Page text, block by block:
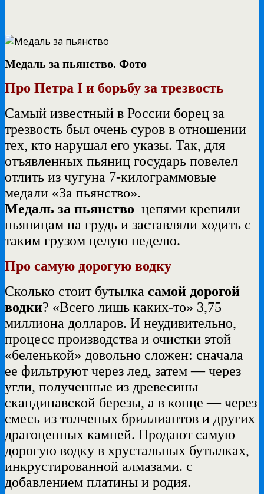
Медаль за пьянство. Фото
Про Петра I и борьбу за трезвость
Самый известный в России борец за
трезвость был очень суров в отношении
тех, кто нарушал его указы. Так, для
отъявленных пьяниц государь повелел
отлить из чугуна 7-килограммовые
медали «За пьянство».
Медаль за пьянство цепями крепили
пьяницам на грудь и заставляли ходить с
таким грузом целую неделю.
Про самую дорогую водку
Сколько стоит бутылка самой дорогой
водки? «Всего лишь каких-то» 3,75
миллиона долларов. И неудивительно,
процесс производства и очистки этой
«беленькой» довольно сложен: сначала
ее фильтруют через лед, затем — через
угли, полученные из древесины
скандинавской березы, а в конце — через
смесь из толченых бриллиантов и других
драгоценных камней. Продают самую
дорогую водку в хрустальных бутылках,
инкрустированной алмазами. с
добавлением платины и родия.